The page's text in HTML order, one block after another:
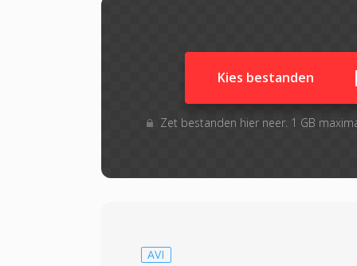
Kies bestanden
Zet bestanden hier neer. 1 GB
AVI